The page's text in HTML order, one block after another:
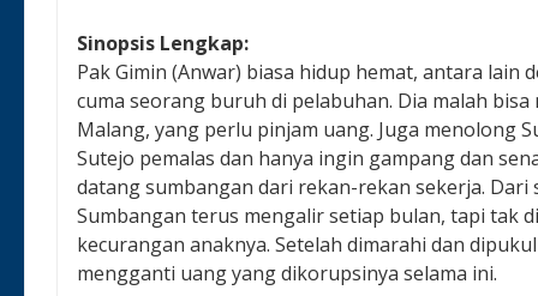
Sinopsis Lengkap:
Pak Gimin (Anwar) biasa hidup hemat, antara
cuma seorang buruh di pelabuhan. Dia malah
Malang, yang perlu pinjam uang. Juga menolong
Sutejo pemalas dan hanya ingin gampang dan
datang sumbangan dari rekan-rekan sekerja.
Sumbangan terus mengalir setiap bulan, tapi tak
kecurangan anaknya. Setelah dimarahi dan
mengganti uang yang dikorupsinya selama ini.